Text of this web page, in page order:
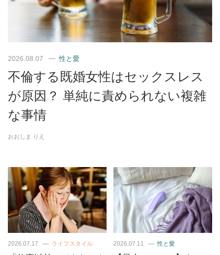
2026.08.07 性と愛
不倫する既婚女性はセックスレス
が原因？ 単純に責められない複雑
な事情
おおしま りえ
2026.07.17 ライフスタイル 2026.07.11 性と愛